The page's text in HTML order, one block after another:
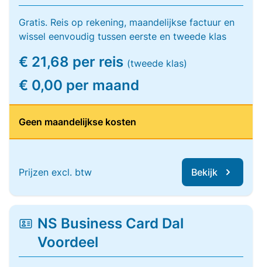
Gratis. Reis op rekening, maandelijkse factuur en
wissel eenvoudig tussen eerste en tweede klas
€ 21,68 per reis (tweede klas)
€ 0,00 per maand
Geen maandelijkse kosten
Prijzen excl. btw Bekijk
NS Business Card Dal
Voordeel